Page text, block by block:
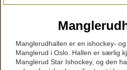
Manglerudhallen er en ishockey-
Manglerud i Oslo. Hallen er særlig
Manglerud Star Ishockey, og den